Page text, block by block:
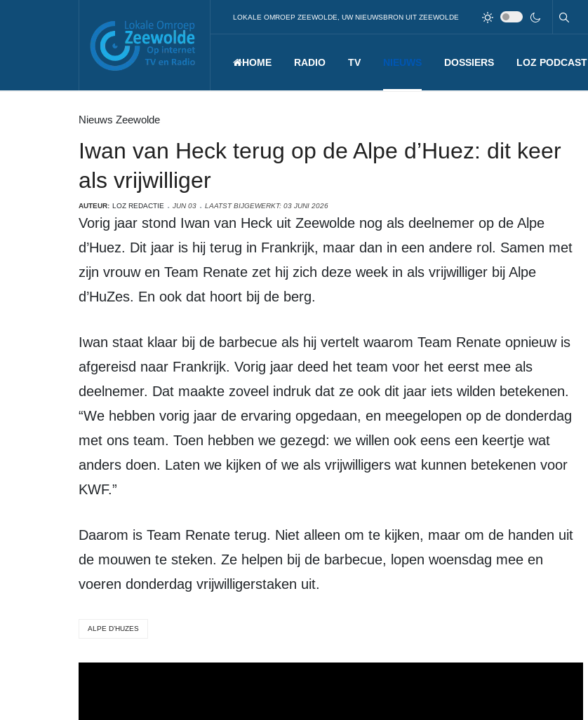
LOKALE OMROEP ZEEWOLDE, UW NIEUWSBRON UIT ZEEWOLDE
HOME RADIO TV NIEUWS DOSSIERS LOZ PODCAST
Nieuws Zeewolde
Iwan van Heck terug op de Alpe d’Huez: dit keer
als vrijwilliger
AUTEUR: LOZ REDACTIE JUN 03 LAATST BIJGEWERKT: 03 JUNI 2026
Vorig jaar stond Iwan van Heck uit Zeewolde nog als deelnemer op de Alpe
d’Huez. Dit jaar is hij terug in Frankrijk, maar dan in een andere rol. Samen met
zijn vrouw en Team Renate zet hij zich deze week in als vrijwilliger bij Alpe
d’HuZes. En ook dat hoort bij de berg.
Iwan staat klaar bij de barbecue als hij vertelt waarom Team Renate opnieuw is
afgereisd naar Frankrijk. Vorig jaar deed het team voor het eerst mee als
deelnemer. Dat maakte zoveel indruk dat ze ook dit jaar iets wilden betekenen.
“We hebben vorig jaar de ervaring opgedaan, en meegelopen op de donderdag
met ons team. Toen hebben we gezegd: we willen ook eens een keertje wat
anders doen. Laten we kijken of we als vrijwilligers wat kunnen betekenen voor
KWF.”
Daarom is Team Renate terug. Niet alleen om te kijken, maar om de handen uit
de mouwen te steken. Ze helpen bij de barbecue, lopen woensdag mee en
voeren donderdag vrijwilligerstaken uit.
ALPE D’HUZES